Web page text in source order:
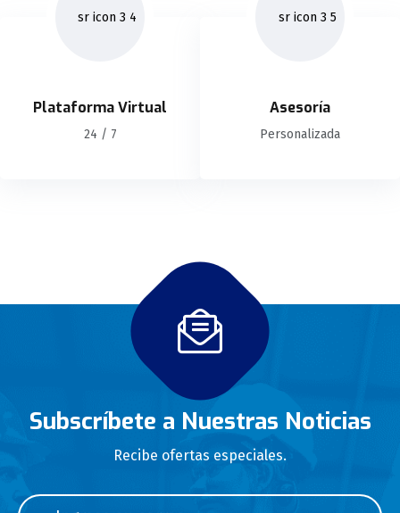
Plataforma Virtual
24 / 7
Asesoría
Personalizada
Subscríbete a Nuestras Noticias
Recibe ofertas especiales.